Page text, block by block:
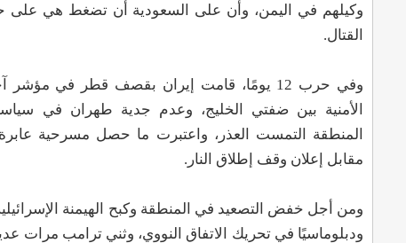
وكيلهم في اليمن، وأن على السعودية أن تضغط هي على
القتال.
وفي حرب 12 يومًا، قامت إيران بقصف قطر في
الأمنية بين ضفتي الخليج، وعدم جدية طهران في
المنطقة التمست العذر، واعتبرت ما حصل مسرحية
مقابل إعلان وقف إطلاق النار.
ومن أجل خفض التصعيد في المنطقة وكبح الهيمنة